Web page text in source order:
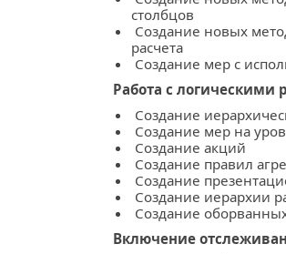
столбцов
Создание новых
расчета
Создание мер с
Работа с логическими
Создание
Создание мер на
Создание акций
Создание правил
Создание
Создание иерархии
Создание
Включение